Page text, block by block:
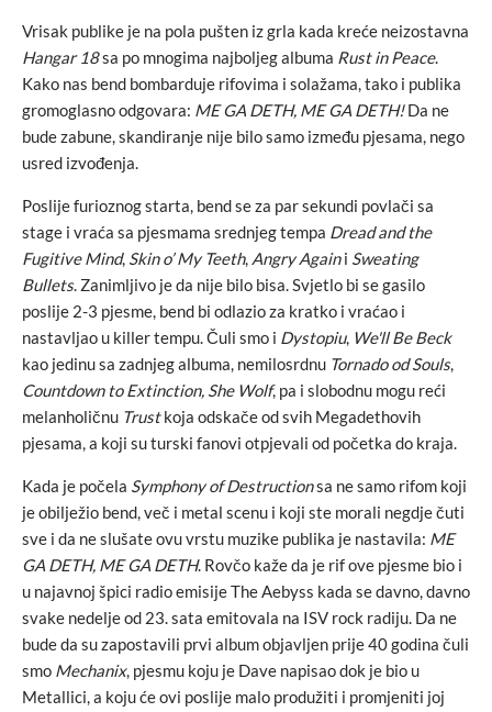
Vrisak publike je na pola pušten iz grla kada kreće neizostavna
Hangar 18sa po mnogima najboljeg albuma Rust in Peace.
Kako nas bend bombarduje rifovima i solažama, tako i publika
gromoglasno odgovara: ME GA DETH, ME GA DETH!Da ne
bude zabune, skandiranje nije bilo samo između pjesama, nego
usred izvođenja.
Poslije furioznog starta, bend se za par sekundi povlači sa
stage i vraća sa pjesmama srednjeg tempa Dread and the
Fugitive Mind, Skin o’ My Teeth, Angry Againi Sweating
Bullets. Zanimljivo je da nije bilo bisa. Svjetlo bi se gasilo
poslije 2-3 pjesme, bend bi odlazio za kratko i vraćao i
nastavljao u killer tempu. Čuli smo i Dystopiu, We'll Be Beck
kao jedinu sa zadnjeg albuma, nemilosrdnu Tornado od Souls,
Countdown to Extinction, She Wolf, pa i slobodnu mogu reći
melanholičnu Trustkoja odskače od svih Megadethovih
pjesama, a koji su turski fanovi otpjevali od početka do kraja.
Kada je počela Symphony of Destructionsa ne samo rifom koji
je obilježio bend, več i metal scenu i koji ste morali negdje čuti
sve i da ne slušate ovu vrstu muzike publika je nastavila: ME
GA DETH, ME GA DETH. Rovčo kaže da je rif ove pjesme bio i
u najavnoj špici radio emisije The Aebyss kada se davno, davno
svake nedelje od 23. sata emitovala na ISV rock radiju. Da ne
bude da su zapostavili prvi album objavljen prije 40 godina čuli
smo Mechanix, pjesmu koju je Dave napisao dok je bio u
Metallici, a koju će ovi poslije malo produžiti i promjeniti joj